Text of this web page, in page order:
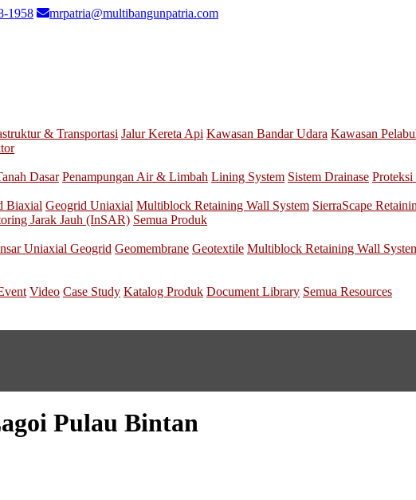
1958 mrpatria@multibangunpatria.com
& Transportasi Jalur Kereta Api Kawasan Bandar Udara Kawasan
Dasar Penampungan Air & Limbah Lining System Sistem Drainase Proteksi
Biaxial Geogrid Uniaxial Multiblock Retaining Wall System SierraScape
Jarak Jauh (InSAR) Semua Produk
Uniaxial Geogrid Geomembrane Geotextile Multiblock Retaining Wall
Video Case Study Katalog Produk Document Library Semua Resources
Pulau Bintan